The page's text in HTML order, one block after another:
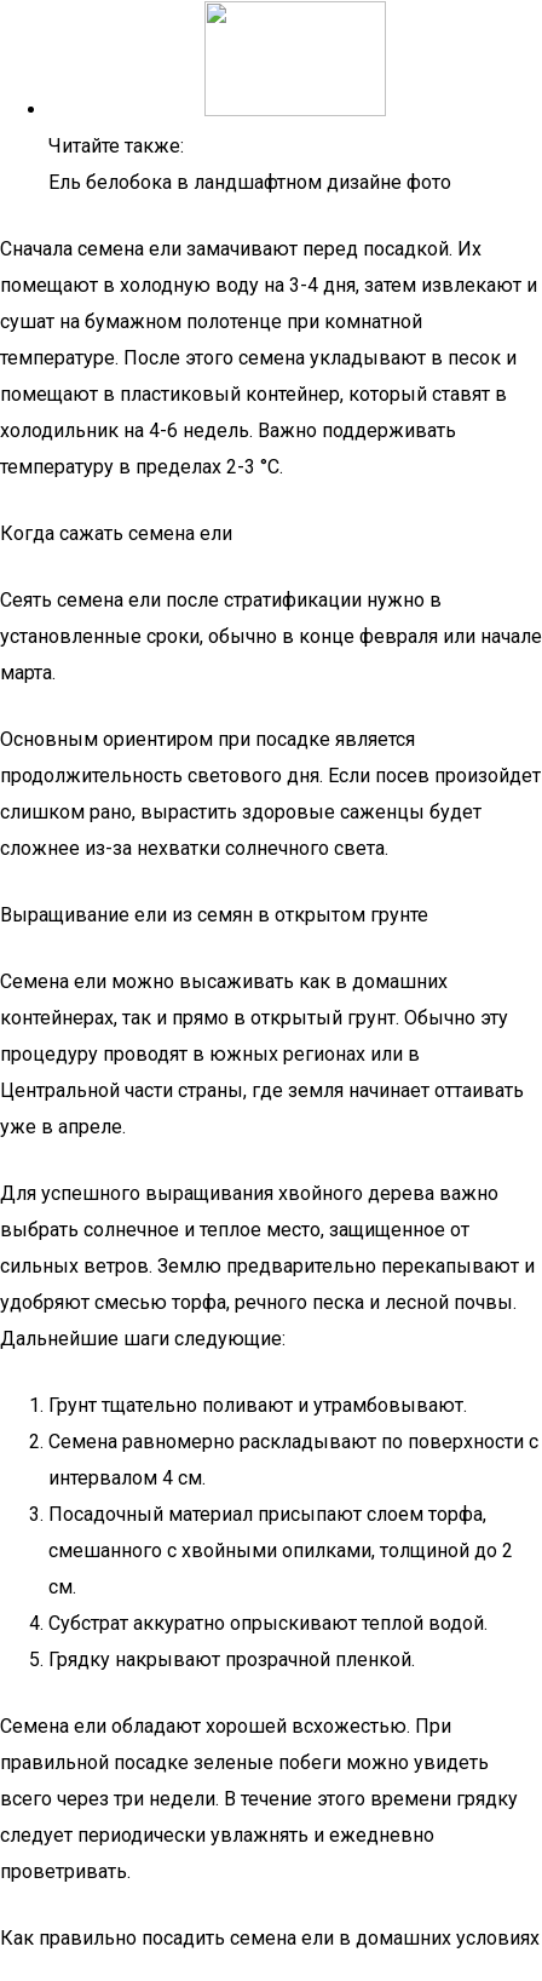
Читайте также:
Ель белобока в ландшафтном дизайне фото
Сначала семена ели замачивают перед посадкой. Их
помещают в холодную воду на 3-4 дня, затем извлекают и
сушат на бумажном полотенце при комнатной
температуре. После этого семена укладывают в песок и
помещают в пластиковый контейнер, который ставят в
холодильник на 4-6 недель. Важно поддерживать
температуру в пределах 2-3 °С.
Когда сажать семена ели
Сеять семена ели после стратификации нужно в
установленные сроки, обычно в конце февраля или начале
марта.
Основным ориентиром при посадке является
продолжительность светового дня. Если посев произойдет
слишком рано, вырастить здоровые саженцы будет
сложнее из-за нехватки солнечного света.
Выращивание ели из семян в открытом грунте
Семена ели можно высаживать как в домашних
контейнерах, так и прямо в открытый грунт. Обычно эту
процедуру проводят в южных регионах или в
Центральной части страны, где земля начинает оттаивать
уже в апреле.
Для успешного выращивания хвойного дерева важно
выбрать солнечное и теплое место, защищенное от
сильных ветров. Землю предварительно перекапывают и
удобряют смесью торфа, речного песка и лесной почвы.
Дальнейшие шаги следующие:
Грунт тщательно поливают и утрамбовывают.
Семена равномерно раскладывают по поверхности с
интервалом 4 см.
Посадочный материал присыпают слоем торфа,
смешанного с хвойными опилками, толщиной до 2
см.
Субстрат аккуратно опрыскивают теплой водой.
Грядку накрывают прозрачной пленкой.
Семена ели обладают хорошей всхожестью. При
правильной посадке зеленые побеги можно увидеть
всего через три недели. В течение этого времени грядку
следует периодически увлажнять и ежедневно
проветривать.
Как правильно посадить семена ели в домашних условиях